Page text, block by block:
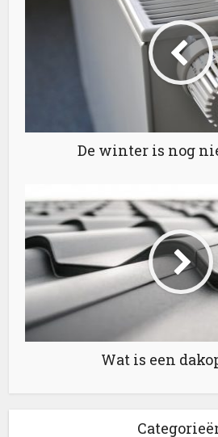
De winter is nog
Wat is een